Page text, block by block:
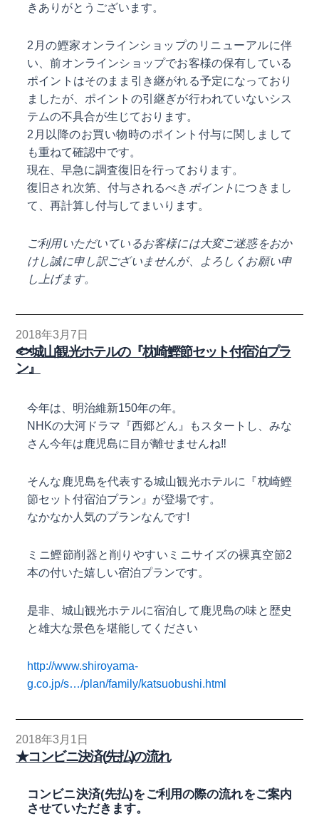
きありがとうございます。
2月の鰹家オンラインショップのリニューアルに伴
い、前オンラインショップでお客様の保有している
ポイントはそのまま引き継がれる予定になっており
ましたが、ポイントの引継ぎが行われていないシス
テムの不具合が生じております。
2月以降のお買い物時のポイント付与に関しまして
も重ねて確認中です。
現在、早急に調査復旧を行っております。
復旧され次第、付与されるべき ポイント につきまし
て、再計算し付与してまいります。
ご利用いただいているお客様には大変ご迷惑をおか
けし誠に申し訳ございませんが、よろしくお願い申
し上げます。
2018年3月7日
🐟城山観光ホテルの『枕崎鰹節セット付宿泊プラ
ン』
今年は、明治維新150年の年。
NHKの大河ドラマ『西郷どん』もスタートし、みな
さん今年は鹿児島に目が離せませんね‼
そんな鹿児島を代表する城山観光ホテルに『枕崎鰹
節セット付宿泊プラン』が登場です。
なかなか人気のプランなんです!
ミニ鰹節削器と削りやすいミニサイズの裸真空節2
本の付いた嬉しい宿泊プランです。
是非、城山観光ホテルに宿泊して鹿児島の味と歴史
と雄大な景色を堪能してください
http://www.shiroyama-
g.co.jp/s…/plan/family/katsuobushi.html
2018年3月1日
★コンビニ決済(先払)の流れ
コンビニ決済(先払)をご利用の際の流れをご案内
させていただきます。